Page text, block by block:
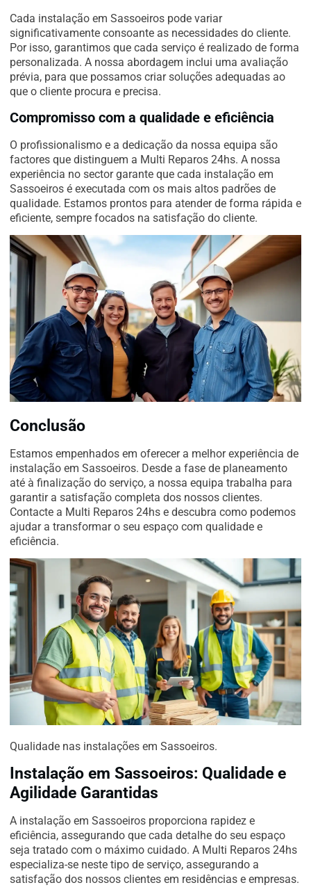
Cada instalação em Sassoeiros pode variar
significativamente consoante as necessidades do cliente.
Por isso, garantimos que cada serviço é realizado de forma
personalizada. A nossa abordagem inclui uma avaliação
prévia, para que possamos criar soluções adequadas ao
que o cliente procura e precisa.
Compromisso com a qualidade e eficiência
O profissionalismo e a dedicação da nossa equipa são
factores que distinguem a Multi Reparos 24hs. A nossa
experiência no sector garante que cada instalação em
Sassoeiros é executada com os mais altos padrões de
qualidade. Estamos prontos para atender de forma rápida e
eficiente, sempre focados na satisfação do cliente.
Conclusão
Estamos empenhados em oferecer a melhor experiência de
instalação em Sassoeiros. Desde a fase de planeamento
até à finalização do serviço, a nossa equipa trabalha para
garantir a satisfação completa dos nossos clientes.
Contacte a Multi Reparos 24hs e descubra como podemos
ajudar a transformar o seu espaço com qualidade e
eficiência.
Qualidade nas instalações em Sassoeiros.
Instalação em Sassoeiros: Qualidade e
Agilidade Garantidas
A instalação em Sassoeiros proporciona rapidez e
eficiência, assegurando que cada detalhe do seu espaço
seja tratado com o máximo cuidado. A Multi Reparos 24hs
especializa-se neste tipo de serviço, assegurando a
satisfação dos nossos clientes em residências e empresas.